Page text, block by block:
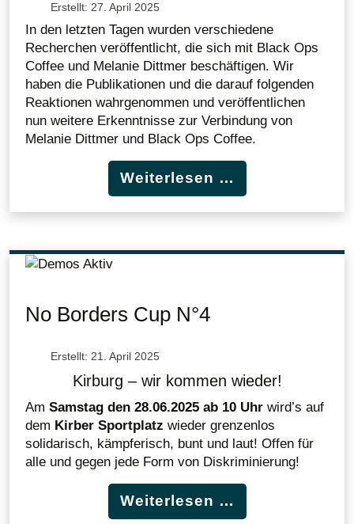
Erstellt: 27. April 2025
In den letzten Tagen wurden verschiedene
Recherchen veröffentlicht, die sich mit Black Ops
Coffee und Melanie Dittmer beschäftigen. Wir
haben die Publikationen und die darauf folgenden
Reaktionen wahrgenommen und veröffentlichen
nun weitere Erkenntnisse zur Verbindung von
Melanie Dittmer und Black Ops Coffee.
Weiterlesen …
No Borders Cup N°4
Erstellt: 21. April 2025
Kirburg – wir kommen wieder!
Am Samstag den 28.06.2025 ab 10 Uhr wird’s auf
dem Kirber Sportplatz wieder grenzenlos
solidarisch, kämpferisch, bunt und laut! Offen für
alle und gegen jede Form von Diskriminierung!
Weiterlesen …